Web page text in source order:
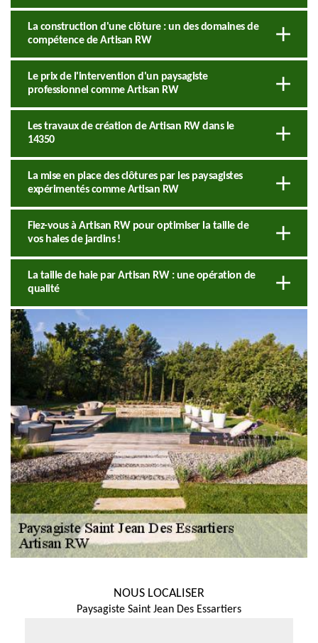
La construction d'une clôture : un des domaines de
compétence de Artisan RW
Le prix de l'intervention d'un paysagiste
professionnel comme Artisan RW
Les travaux de création de Artisan RW dans le
14350
La mise en place des clôtures par les paysagistes
expérimentés comme Artisan RW
Fiez-vous à Artisan RW pour optimiser la taille de
vos haies de jardins !
La taille de haie par Artisan RW : une opération de
qualité
NOUS LOCALISER
Paysagiste Saint Jean Des Essartiers